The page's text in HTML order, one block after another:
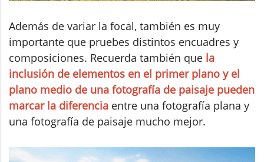
Además de variar la focal, también es muy
importante que pruebes distintos encuadres y
composiciones. Recuerda también que la
inclusión de elementos en el primer plano y el
plano medio de una fotografía de paisaje pueden
marcar la diferencia entre una fotografía plana y
una fotografía de paisaje mucho mejor.